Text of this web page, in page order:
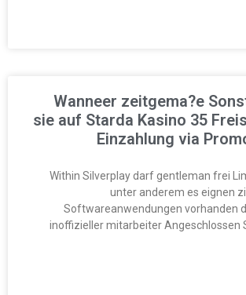
Wanneer zeitgema?e
sie auf Starda Kasino 35
Einzahlung via
Within Silverplay darf gentleman frei
unter anderem es eignen
Softwareanwendungen vorhanden
inoffizieller mitarbeiter Angeschlossen